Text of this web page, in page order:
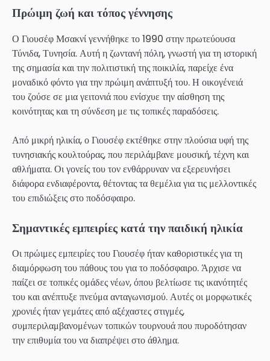
Πρώιμη ζωή και τόπος γέννησης
Ο Γιουσέφ Μσακνί γεννήθηκε το 1990 στην πρωτεύουσα
Τύνιδα, Τυνησία. Αυτή η ζωντανή πόλη, γνωστή για τη ιστορική
της σημασία και την πολιτιστική της ποικιλία, παρείχε ένα
μοναδικό φόντο για την πρώιμη ανάπτυξή του. Η οικογένειά
του ζούσε σε μια γειτονιά που ενίσχυε την αίσθηση της
κοινότητας και τη σύνδεση με τις τοπικές παραδόσεις.
Από μικρή ηλικία, ο Γιουσέφ εκτέθηκε στην πλούσια υφή της
τυνησιακής κουλτούρας, που περιλάμβανε μουσική, τέχνη και
αθλήματα. Οι γονείς του τον ενθάρρυναν να εξερευνήσει
διάφορα ενδιαφέροντα, θέτοντας τα θεμέλια για τις μελλοντικές
του επιδιώξεις στο ποδόσφαιρο.
Σημαντικές εμπειρίες κατά την παιδική ηλικία
Οι πρώιμες εμπειρίες του Γιουσέφ ήταν καθοριστικές για τη
διαμόρφωση του πάθους του για το ποδόσφαιρο. Άρχισε να
παίζει σε τοπικές ομάδες νέων, όπου βελτίωσε τις ικανότητές
του και ανέπτυξε πνεύμα ανταγωνισμού. Αυτές οι μορφωτικές
χρονιές ήταν γεμάτες από αξέχαστες στιγμές,
συμπεριλαμβανομένων τοπικών τουρνουά που πυροδότησαν
την επιθυμία του να διαπρέψει στο άθλημα.